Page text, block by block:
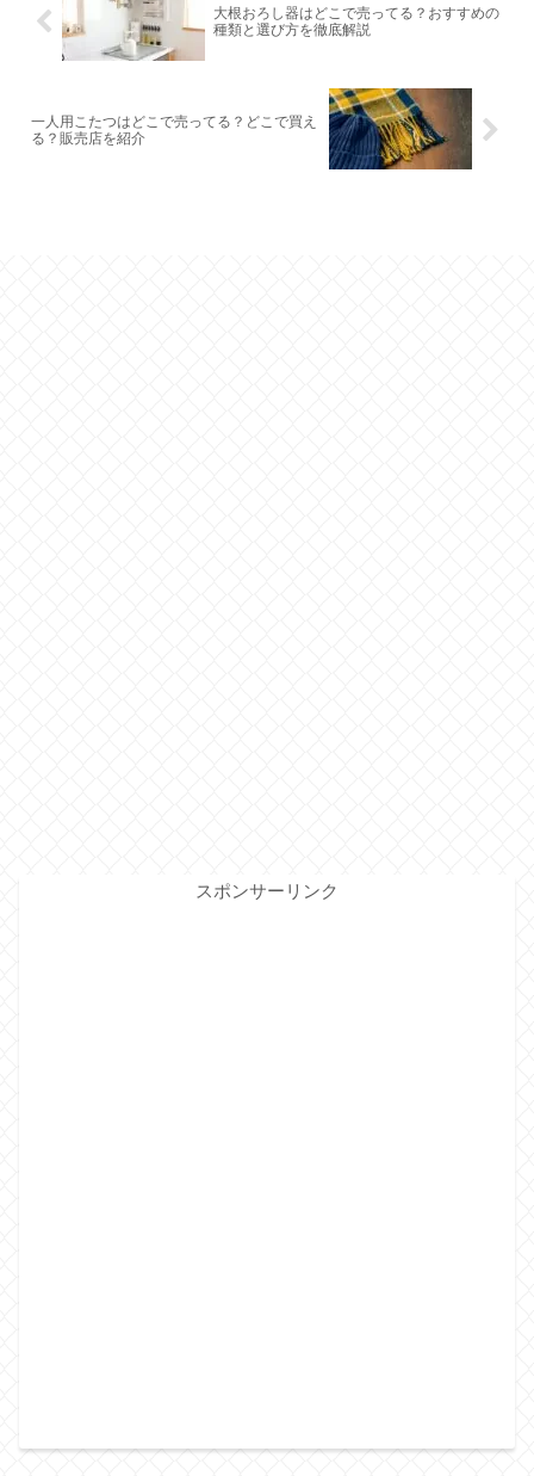
大根おろし器はどこで売ってる？おすすめの
種類と選び方を徹底解説
一人用こたつはどこで売ってる？どこで買え
る？販売店を紹介
スポンサーリンク